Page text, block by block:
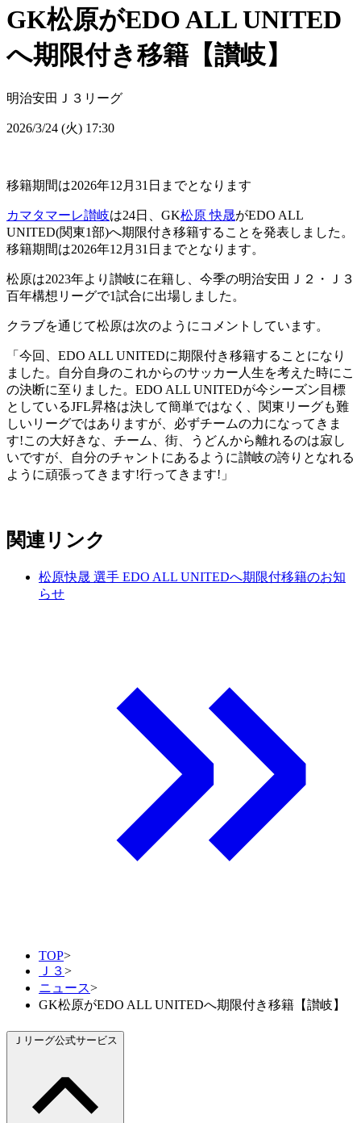
GK松原がEDO ALL UNITED
へ期限付き移籍【讃岐】
明治安田Ｊ３リーグ
2026/3/24 (火) 17:30
移籍期間は2026年12月31日までとなります
カマタマーレ讃岐は24日、GK松原 快晟がEDO ALL
UNITED(関東1部)へ期限付き移籍することを発表しました。
移籍期間は2026年12月31日までとなります。
松原は2023年より讃岐に在籍し、今季の明治安田Ｊ２・Ｊ３
百年構想リーグで1試合に出場しました。
クラブを通じて松原は次のようにコメントしています。
「今回、EDO ALL UNITEDに期限付き移籍することになり
ました。自分自身のこれからのサッカー人生を考えた時にこ
の決断に至りました。EDO ALL UNITEDが今シーズン目標
としているJFL昇格は決して簡単ではなく、関東リーグも難
しいリーグではありますが、必ずチームの力になってきま
す!この大好きな、チーム、街、うどんから離れるのは寂し
いですが、自分のチャントにあるように讃岐の誇りとなれる
ように頑張ってきます!行ってきます!」
関連リンク
松原快晟 選手 EDO ALL UNITEDへ期限付移籍のお知
らせ
TOP>
Ｊ３>
ニュース>
GK松原がEDO ALL UNITEDへ期限付き移籍【讃岐】
Ｊリーグ公式サービス